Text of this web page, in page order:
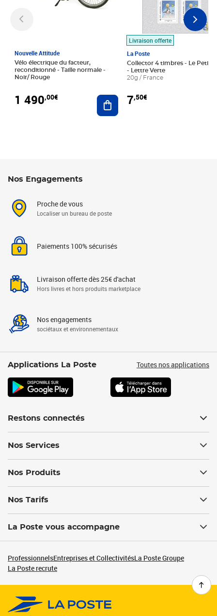
Nouvelle Attitude
Vélo électrique du facteur,
reconditionné - Taille normale -
Noir/ Rouge
1 490,00€ Ajouter au panier
Livraison offerte
La Poste
Collector 4 timbres - Le Petit
- Lettre Verte
20g / France
7,50€
Nos Engagements
Proche de vous
Localiser un bureau de poste
Paiements 100% sécurisés
Livraison offerte dès 25€ d'achat
Hors livres et hors produits marketplace
Nos engagements
sociétaux et environnementaux
Applications La Poste Toutes nos applications
Restons connectés
Nos Services
Nos Produits
Nos Tarifs
La Poste vous accompagne
ProfessionnelsEntreprises et CollectivitésLa Poste Groupe
La Poste recrute